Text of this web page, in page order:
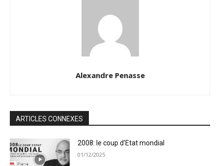
Alexandre Penasse
ARTICLES CONNEXES
2008: le coup d’Etat mondial
01/12/2025